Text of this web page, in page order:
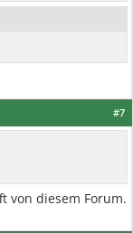
#7
von diesem Forum.